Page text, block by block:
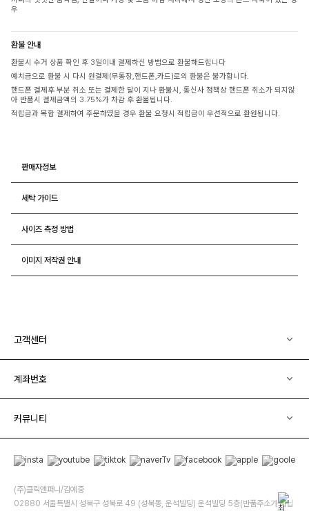
우
환불 안내
환불시 수거 상품 확인 후 3일이내 결제하신 방법으로 환불해드립니다
예치금으로 환불 시 다시 원결제(무통장,핸드폰,카드)로의 환불은 불가합니다.
핸드폰 결제후 부분 취소 또는 결제한 달이 지나 환불시, 통신사 정책상 핸드폰 취소가 되지않
아 반품시 결제금액의 3.75%가 차감 후 환불됩니다.
적립금과 복합 결제하여 주문하였을 경우 환불 요청시 적립금이 우선적으로 환원됩니다.
판매자정보
세탁 가이드
사이즈 측정 방법
이미지 저작권 안내
고객센터
계좌번호
커뮤니티
(주)클릭앤퍼니/김예중
02880 서울특별시 성북구 성북로 49 (성북동, 운석빌딩) 운석빌딩 5층(반품주소가 아닙